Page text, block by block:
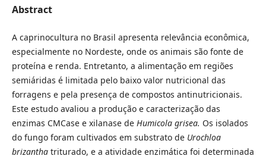
Abstract
A caprinocultura no Brasil apresenta relevância econômica,
especialmente no Nordeste, onde os animais são fonte de
proteína e renda. Entretanto, a alimentação em regiões
semiáridas é limitada pelo baixo valor nutricional das
forragens e pela presença de compostos antinutricionais.
Este estudo avaliou a produção e caracterização das
enzimas CMCase e xilanase de Humicola grisea. Os isolados
do fungo foram cultivados em substrato de Urochloa
brizanthatriturado, e a atividade enzimática foi determinada